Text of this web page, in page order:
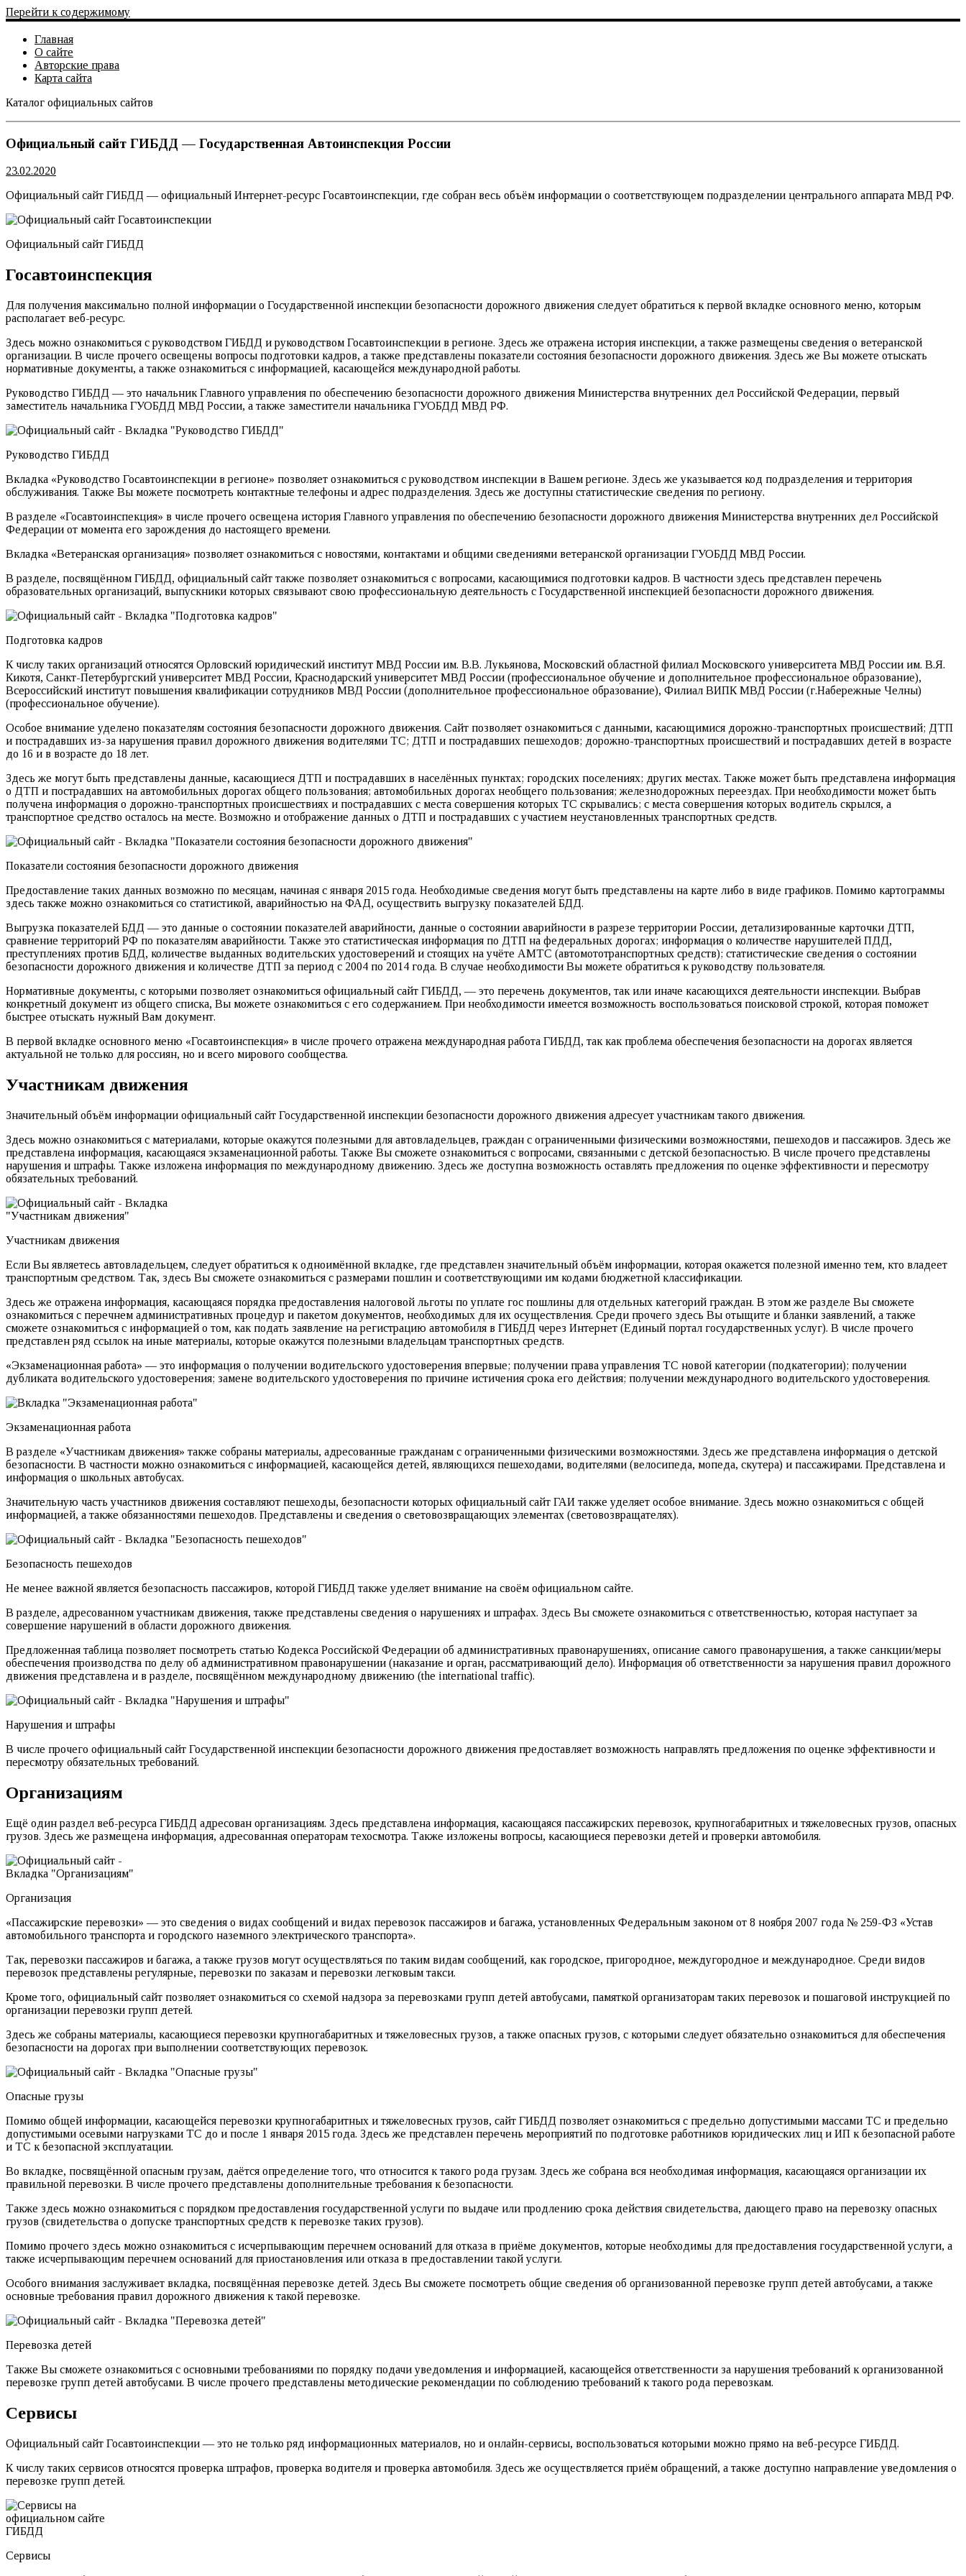
Перейти к содержимому
Главная
О сайте
Авторские права
Карта сайта
Каталог официальных сайтов
Официальный сайт ГИБДД — Государственная Автоинспекция России
23.02.2020
Официальный сайт ГИБДД — официальный Интернет-ресурс Госавтоинспекции, где собран весь объём информации о соответствующем подразделении центрального аппарата МВД РФ.
Официальный сайт ГИБДД
Госавтоинспекция
Для получения максимально полной информации о Государственной инспекции безопасности дорожного движения следует обратиться к первой вкладке основного меню, которым
располагает веб-ресурс.
Здесь можно ознакомиться с руководством ГИБДД и руководством Госавтоинспекции в регионе. Здесь же отражена история инспекции, а также размещены сведения о ветеранской
организации. В числе прочего освещены вопросы подготовки кадров, а также представлены показатели состояния безопасности дорожного движения. Здесь же Вы можете отыскать
нормативные документы, а также ознакомиться с информацией, касающейся международной работы.
Руководство ГИБДД — это начальник Главного управления по обеспечению безопасности дорожного движения Министерства внутренних дел Российской Федерации, первый
заместитель начальника ГУОБДД МВД России, а также заместители начальника ГУОБДД МВД РФ.
Руководство ГИБДД
Вкладка «Руководство Госавтоинспекции в регионе» позволяет ознакомиться с руководством инспекции в Вашем регионе. Здесь же указывается код подразделения и территория
обслуживания. Также Вы можете посмотреть контактные телефоны и адрес подразделения. Здесь же доступны статистические сведения по региону.
В разделе «Госавтоинспекция» в числе прочего освещена история Главного управления по обеспечению безопасности дорожного движения Министерства внутренних дел Российской
Федерации от момента его зарождения до настоящего времени.
Вкладка «Ветеранская организация» позволяет ознакомиться с новостями, контактами и общими сведениями ветеранской организации ГУОБДД МВД России.
В разделе, посвящённом ГИБДД, официальный сайт также позволяет ознакомиться с вопросами, касающимися подготовки кадров. В частности здесь представлен перечень
образовательных организаций, выпускники которых связывают свою профессиональную деятельность с Государственной инспекцией безопасности дорожного движения.
Подготовка кадров
К числу таких организаций относятся Орловский юридический институт МВД России им. В.В. Лукьянова, Московский областной филиал Московского университета МВД России им. В.Я.
Кикотя, Санкт-Петербургский университет МВД России, Краснодарский университет МВД России (профессиональное обучение и дополнительное профессиональное образование),
Всероссийский институт повышения квалификации сотрудников МВД России (дополнительное профессиональное образование), Филиал ВИПК МВД России (г.Набережные Челны)
(профессиональное обучение).
Особое внимание уделено показателям состояния безопасности дорожного движения. Сайт позволяет ознакомиться с данными, касающимися дорожно-транспортных происшествий; ДТП
и пострадавших из-за нарушения правил дорожного движения водителями ТС; ДТП и пострадавших пешеходов; дорожно-транспортных происшествий и пострадавших детей в возрасте
до 16 и в возрасте до 18 лет.
Здесь же могут быть представлены данные, касающиеся ДТП и пострадавших в населённых пунктах; городских поселениях; других местах. Также может быть представлена информация
о ДТП и пострадавших на автомобильных дорогах общего пользования; автомобильных дорогах необщего пользования; железнодорожных переездах. При необходимости может быть
получена информация о дорожно-транспортных происшествиях и пострадавших с места совершения которых ТС скрывались; с места совершения которых водитель скрылся, а
транспортное средство осталось на месте. Возможно и отображение данных о ДТП и пострадавших с участием неустановленных транспортных средств.
Показатели состояния безопасности дорожного движения
Предоставление таких данных возможно по месяцам, начиная с января 2015 года. Необходимые сведения могут быть представлены на карте либо в виде графиков. Помимо картограммы
здесь также можно ознакомиться со статистикой, аварийностью на ФАД, осуществить выгрузку показателей БДД.
Выгрузка показателей БДД — это данные о состоянии показателей аварийности, данные о состоянии аварийности в разрезе территории России, детализированные карточки ДТП,
сравнение территорий РФ по показателям аварийности. Также это статистическая информация по ДТП на федеральных дорогах; информация о количестве нарушителей ПДД,
преступлениях против БДД, количестве выданных водительских удостоверений и стоящих на учёте АМТС (автомототранспортных средств); статистические сведения о состоянии
безопасности дорожного движения и количестве ДТП за период с 2004 по 2014 года. В случае необходимости Вы можете обратиться к руководству пользователя.
Нормативные документы, с которыми позволяет ознакомиться официальный сайт ГИБДД, — это перечень документов, так или иначе касающихся деятельности инспекции. Выбрав
конкретный документ из общего списка, Вы можете ознакомиться с его содержанием. При необходимости имеется возможность воспользоваться поисковой строкой, которая поможет
быстрее отыскать нужный Вам документ.
В первой вкладке основного меню «Госавтоинспекция» в числе прочего отражена международная работа ГИБДД, так как проблема обеспечения безопасности на дорогах является
актуальной не только для россиян, но и всего мирового сообщества.
Участникам движения
Значительный объём информации официальный сайт Государственной инспекции безопасности дорожного движения адресует участникам такого движения.
Здесь можно ознакомиться с материалами, которые окажутся полезными для автовладельцев, граждан с ограниченными физическими возможностями, пешеходов и пассажиров. Здесь же
представлена информация, касающаяся экзаменационной работы. Также Вы сможете ознакомиться с вопросами, связанными с детской безопасностью. В числе прочего представлены
нарушения и штрафы. Также изложена информация по международному движению. Здесь же доступна возможность оставлять предложения по оценке эффективности и пересмотру
обязательных требований.
Участникам движения
Если Вы являетесь автовладельцем, следует обратиться к одноимённой вкладке, где представлен значительный объём информации, которая окажется полезной именно тем, кто владеет
транспортным средством. Так, здесь Вы сможете ознакомиться с размерами пошлин и соответствующими им кодами бюджетной классификации.
Здесь же отражена информация, касающаяся порядка предоставления налоговой льготы по уплате гос пошлины для отдельных категорий граждан. В этом же разделе Вы сможете
ознакомиться с перечнем административных процедур и пакетом документов, необходимых для их осуществления. Среди прочего здесь Вы отыщите и бланки заявлений, а также
сможете ознакомиться с информацией о том, как подать заявление на регистрацию автомобиля в ГИБДД через Интернет (Единый портал государственных услуг). В числе прочего
представлен ряд ссылок на иные материалы, которые окажутся полезными владельцам транспортных средств.
«Экзаменационная работа» — это информация о получении водительского удостоверения впервые; получении права управления ТС новой категории (подкатегории); получении
дубликата водительского удостоверения; замене водительского удостоверения по причине истичения срока его действия; получении международного водительского удостоверения.
Экзаменационная работа
В разделе «Участникам движения» также собраны материалы, адресованные гражданам с ограниченными физическими возможностями. Здесь же представлена информация о детской
безопасности. В частности можно ознакомиться с информацией, касающейся детей, являющихся пешеходами, водителями (велосипеда, мопеда, скутера) и пассажирами. Представлена и
информация о школьных автобусах.
Значительную часть участников движения составляют пешеходы, безопасности которых официальный сайт ГАИ также уделяет особое внимание. Здесь можно ознакомиться с общей
информацией, а также обязанностями пешеходов. Представлены и сведения о световозвращающих элементах (световозвращателях).
Безопасность пешеходов
Не менее важной является безопасность пассажиров, которой ГИБДД также уделяет внимание на своём официальном сайте.
В разделе, адресованном участникам движения, также представлены сведения о нарушениях и штрафах. Здесь Вы сможете ознакомиться с ответственностью, которая наступает за
совершение нарушений в области дорожного движения.
Предложенная таблица позволяет посмотреть статью Кодекса Российской Федерации об административных правонарушениях, описание самого правонарушения, а также санкции/меры
обеспечения производства по делу об административном правонарушении (наказание и орган, рассматривающий дело). Информация об ответственности за нарушения правил дорожного
движения представлена и в разделе, посвящённом международному движению (the international traffic).
Нарушения и штрафы
В числе прочего официальный сайт Государственной инспекции безопасности дорожного движения предоставляет возможность направлять предложения по оценке эффективности и
пересмотру обязательных требований.
Организациям
Ещё один раздел веб-ресурса ГИБДД адресован организациям. Здесь представлена информация, касающаяся пассажирских перевозок, крупногабаритных и тяжеловесных грузов, опасных
грузов. Здесь же размещена информация, адресованная операторам техосмотра. Также изложены вопросы, касающиеся перевозки детей и проверки автомобиля.
Организация
«Пассажирские перевозки» — это сведения о видах сообщений и видах перевозок пассажиров и багажа, установленных Федеральным законом от 8 ноября 2007 года № 259-ФЗ «Устав
автомобильного транспорта и городского наземного электрического транспорта».
Так, перевозки пассажиров и багажа, а также грузов могут осуществляться по таким видам сообщений, как городское, пригородное, междугородное и международное. Среди видов
перевозок представлены регулярные, перевозки по заказам и перевозки легковым такси.
Кроме того, официальный сайт позволяет ознакомиться со схемой надзора за перевозками групп детей автобусами, памяткой организаторам таких перевозок и пошаговой инструкцией по
организации перевозки групп детей.
Здесь же собраны материалы, касающиеся перевозки крупногабаритных и тяжеловесных грузов, а также опасных грузов, с которыми следует обязательно ознакомиться для обеспечения
безопасности на дорогах при выполнении соответствующих перевозок.
Опасные грузы
Помимо общей информации, касающейся перевозки крупногабаритных и тяжеловесных грузов, сайт ГИБДД позволяет ознакомиться с предельно допустимыми массами ТС и предельно
допустимыми осевыми нагрузками ТС до и после 1 января 2015 года. Здесь же представлен перечень мероприятий по подготовке работников юридических лиц и ИП к безопасной работе
и ТС к безопасной эксплуатации.
Во вкладке, посвящённой опасным грузам, даётся определение того, что относится к такого рода грузам. Здесь же собрана вся необходимая информация, касающаяся организации их
правильной перевозки. В числе прочего представлены дополнительные требования к безопасности.
Также здесь можно ознакомиться с порядком предоставления государственной услуги по выдаче или продлению срока действия свидетельства, дающего право на перевозку опасных
грузов (свидетельства о допуске транспортных средств к перевозке таких грузов).
Помимо прочего здесь можно ознакомиться с исчерпывающим перечнем оснований для отказа в приёме документов, которые необходимы для предоставления государственной услуги, а
также исчерпывающим перечнем оснований для приостановления или отказа в предоставлении такой услуги.
Особого внимания заслуживает вкладка, посвящённая перевозке детей. Здесь Вы сможете посмотреть общие сведения об организованной перевозке групп детей автобусами, а также
основные требования правил дорожного движения к такой перевозке.
Перевозка детей
Также Вы сможете ознакомиться с основными требованиями по порядку подачи уведомления и информацией, касающейся ответственности за нарушения требований к организованной
перевозке групп детей автобусами. В числе прочего представлены методические рекомендации по соблюдению требований к такого рода перевозкам.
Сервисы
Официальный сайт Госавтоинспекции — это не только ряд информационных материалов, но и онлайн-сервисы, воспользоваться которыми можно прямо на веб-ресурсе ГИБДД.
К числу таких сервисов относятся проверка штрафов, проверка водителя и проверка автомобиля. Здесь же осуществляется приём обращений, а также доступно направление уведомления о
перевозке групп детей.
Сервисы